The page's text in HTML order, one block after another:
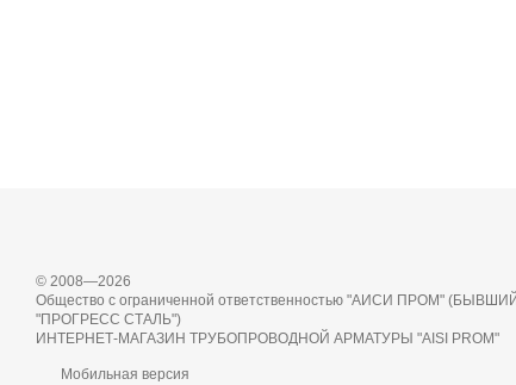
© 2008—2026
Общество с ограниченной ответственностью "АИСИ ПРОМ" (БЫВШИЙ
"ПРОГРЕСС СТАЛЬ")
ИНТЕРНЕТ-МАГАЗИН ТРУБОПРОВОДНОЙ АРМАТУРЫ "AISI PROM"
Мобильная версия